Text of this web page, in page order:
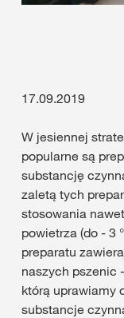
17.09.2019
W jesiennej
popularne są
substancję
zaletą tych
stosowania
powietrza (do - 3
preparatu
naszych pszenic
którą uprawiamy
substancje